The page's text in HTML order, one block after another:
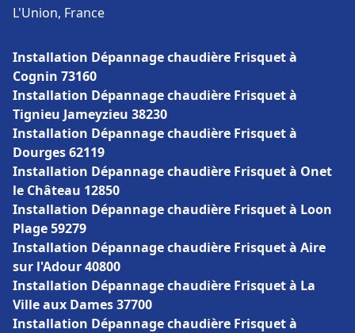
L'Union, France
Installation Dépannage chaudière Frisquet à
Cognin 73160
Installation Dépannage chaudière Frisquet à
Tignieu Jameyzieu 38230
Installation Dépannage chaudière Frisquet à
Dourges 62119
Installation Dépannage chaudière Frisquet à Onet
le Château 12850
Installation Dépannage chaudière Frisquet à Loon
Plage 59279
Installation Dépannage chaudière Frisquet à Aire
sur l'Adour 40800
Installation Dépannage chaudière Frisquet à La
Ville aux Dames 37700
Installation Dépannage chaudière Frisquet à